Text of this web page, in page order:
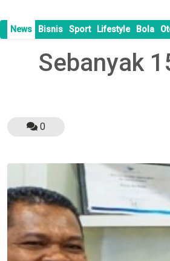
News Bisnis Sport Lifestyle Bola
Sebanyak
0